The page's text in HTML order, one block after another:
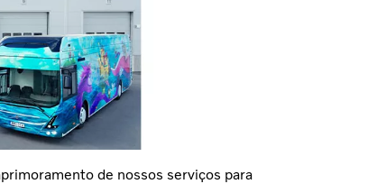
de nossos serviços para